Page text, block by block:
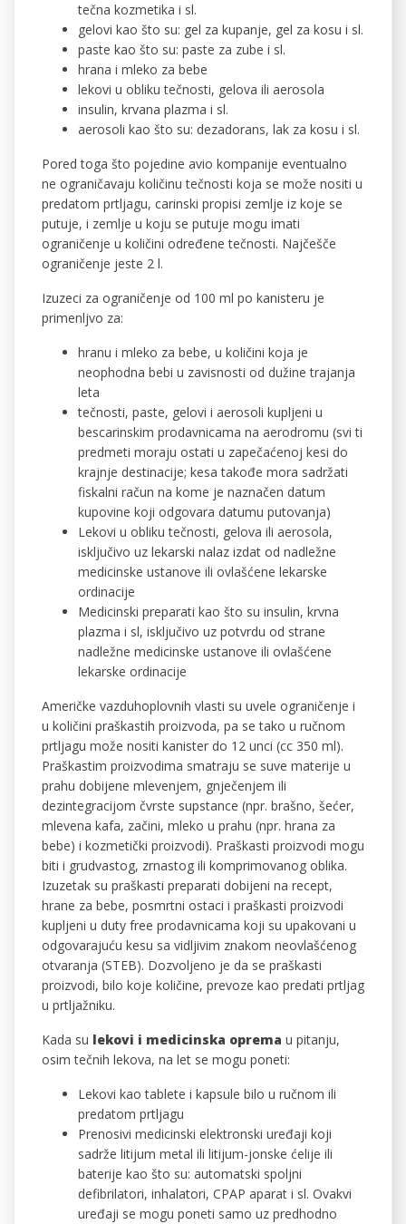
tečna kozmetika i sl.
gelovi kao što su: gel za kupanje, gel za kosu i sl.
paste kao što su: paste za zube i sl.
hrana i mleko za bebe
lekovi u obliku tečnosti, gelova ili aerosola
insulin, krvana plazma i sl.
aerosoli kao što su: dezadorans, lak za kosu i sl.
Pored toga što pojedine avio kompanije eventualno
ne ograničavaju količinu tečnosti koja se može nositi u
predatom prtljagu, carinski propisi zemlje iz koje se
putuje, i zemlje u koju se putuje mogu imati
ograničenje u količini određene tečnosti. Najčešče
ograničenje jeste 2 l.
Izuzeci za ograničenje od 100 ml po kanisteru je
primenljvo za:
hranu i mleko za bebe, u količini koja je
neophodna bebi u zavisnosti od dužine trajanja
leta
tečnosti, paste, gelovi i aerosoli kupljeni u
bescarinskim prodavnicama na aerodromu (svi ti
predmeti moraju ostati u zapečaćenoj kesi do
krajnje destinacije; kesa takođe mora sadržati
fiskalni račun na kome je naznačen datum
kupovine koji odgovara datumu putovanja)
Lekovi u obliku tečnosti, gelova ili aerosola,
isključivo uz lekarski nalaz izdat od nadležne
medicinske ustanove ili ovlašćene lekarske
ordinacije
Medicinski preparati kao što su insulin, krvna
plazma i sl, isključivo uz potvrdu od strane
nadležne medicinske ustanove ili ovlašćene
lekarske ordinacije
Američke vazduhoplovnih vlasti su uvele ograničenje i
u količini praškastih proizvoda, pa se tako u ručnom
prtljagu može nositi kanister do 12 unci (cc 350 ml).
Praškastim proizvodima smatraju se suve materije u
prahu dobijene mlevenjem, gnječenjem ili
dezintegracijom čvrste supstance (npr. brašno, šećer,
mlevena kafa, začini, mleko u prahu (npr. hrana za
bebe) i kozmetički proizvodi). Praškasti proizvodi mogu
biti i grudvastog, zrnastog ili komprimovanog oblika.
Izuzetak su praškasti preparati dobijeni na recept,
hrane za bebe, posmrtni ostaci i praškasti proizvodi
kupljeni u duty free prodavnicama koji su upakovani u
odgovarajuću kesu sa vidljivim znakom neovlašćenog
otvaranja (STEB). Dozvoljeno je da se praškasti
proizvodi, bilo koje količine, prevoze kao predati prtljag
u prtljažniku.
Kada su lekovi i medicinska oprema u pitanju,
osim tečnih lekova, na let se mogu poneti:
Lekovi kao tablete i kapsule bilo u ručnom ili
predatom prtljagu
Prenosivi medicinski elektronski uređaji koji
sadrže litijum metal ili litijum-jonske ćelije ili
baterije kao što su: automatski spoljni
defibrilatori, inhalatori, CPAP aparat i sl. Ovakvi
uređaji se mogu poneti samo uz predhodno